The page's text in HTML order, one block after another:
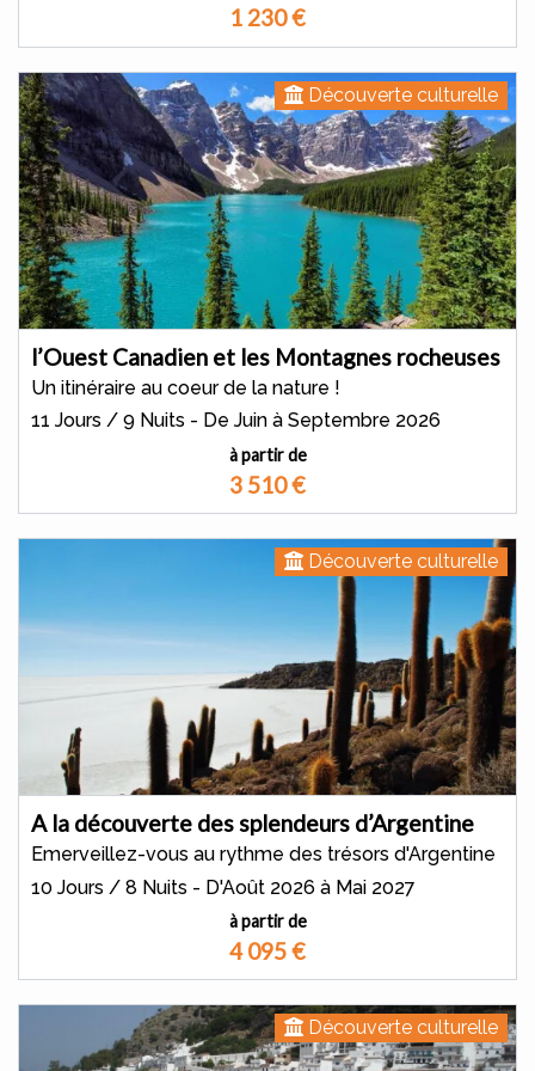
1 230€
Découverte culturelle
l’Ouest Canadien et les Montagnes rocheuses
Un itinéraire au coeur de la nature !
11 Jours / 9 Nuits - De Juin à Septembre 2026
à partir de
3 510€
Découverte culturelle
A la découverte des splendeurs d’Argentine
Emerveillez-vous au rythme des trésors d'Argentine
10 Jours / 8 Nuits - D'Août 2026 à Mai 2027
à partir de
4 095€
Découverte culturelle